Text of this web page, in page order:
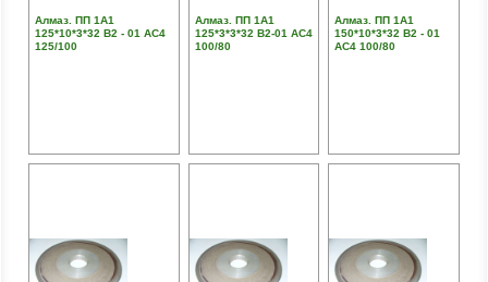
Алмаз. ПП 1А1
125*10*3*32 В2 - 01 АС4
125/100
Алмаз. ПП 1А1
125*3*3*32 В2-01 АС4
100/80
Алмаз. ПП 1А1
150*10*3*32 В2 - 01
АС4 100/80